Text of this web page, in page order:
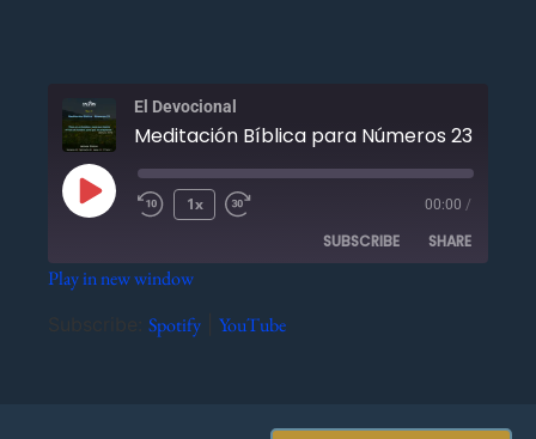
El Devocional
1x 00:00 /
SUBSCRIBE SHARE
Play in new window
Spotify YouTube